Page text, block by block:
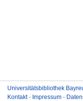
Universitätsbibliothek
Kontakt- Impressum -